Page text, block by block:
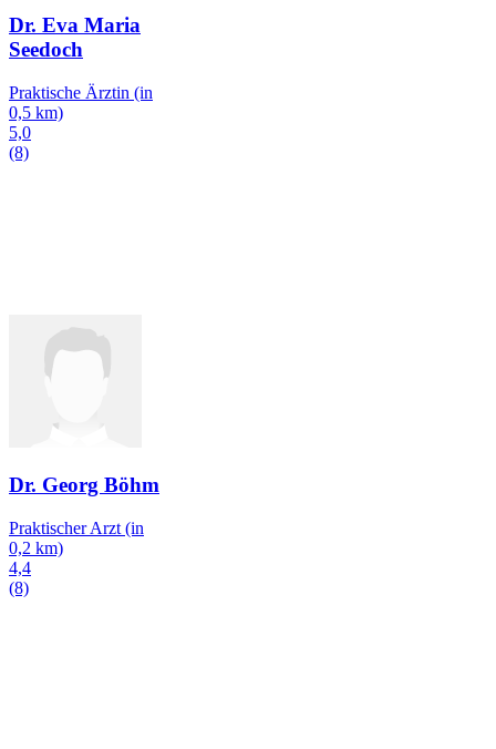
Dr. Eva Maria
Seedoch
Praktische Ärztin (in
0,5 km)
5,0
(8)
Dr. Georg Böhm
Praktischer Arzt (in
0,2 km)
4,4
(8)